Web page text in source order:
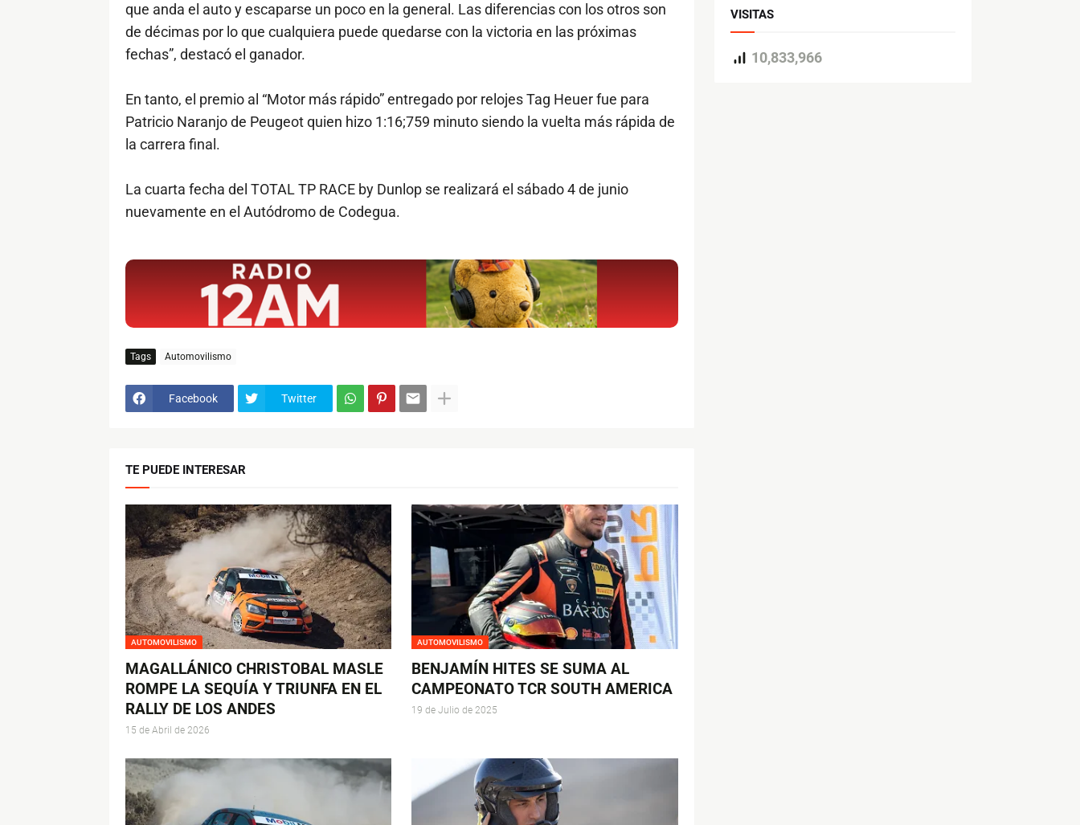
que anda el auto y escaparse un poco en la general. Las diferencias con los otros son
de décimas por lo que cualquiera puede quedarse con la victoria en las próximas
fechas”, destacó el ganador.
En tanto, el premio al “Motor más rápido” entregado por relojes Tag Heuer fue para
Patricio Naranjo de Peugeot quien hizo 1:16;759 minuto siendo la vuelta más rápida de
la carrera final.
La cuarta fecha del TOTAL TP RACE by Dunlop se realizará el sábado 4 de junio
nuevamente en el Autódromo de Codegua.
Tags Automovilismo
Facebook Twitter
TE PUEDE INTERESAR
AUTOMOVILISMO
MAGALLÁNICO CHRISTOBAL MASLE
ROMPE LA SEQUÍA Y TRIUNFA EN EL
RALLY DE LOS ANDES
15 de Abril de 2026
AUTOMOVILISMO
BENJAMÍN HITES SE SUMA AL
CAMPEONATO TCR SOUTH AMERICA
19 de Julio de 2025
VISITAS
10,833,966